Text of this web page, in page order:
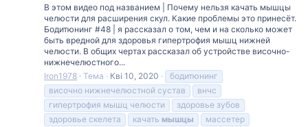
В этом видео под названием | Почему нельзя качать мышцы
челюсти для расширения скул. Какие проблемы это принесёт.
Бодитюнинг #48 | я рассказал о том, чем и на сколько может
быть вредной для здоровья гипертрофия мышц нижней
челюсти. В общих чертах рассказал об устройстве височно-
нижнечелюстного...
Iron1978 Тема Кві 10, 2020
бодитюнинг
височно нижнечелюстной сустав
внчс
гипертрофия мышц челюсти
здоровье зубов
здоровье скелета
качать мышцы
массетер